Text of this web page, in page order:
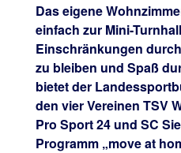
Das eigene
einfach zur Mini-
Einschränkungen
zu bleiben und Spaß
bietet der
den vier Vereinen TSV
Pro Sport 24 und SC
Programm „move at